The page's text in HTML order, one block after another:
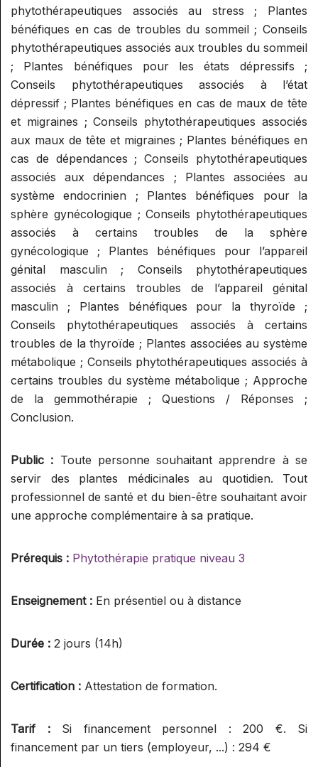
SPÉCIALISATION : RÉFLEXOLOGIE
ET ONCOLOGIE
SPÉCIALISATION : RÉFLEXOLOGIE
PÉDIATRIQUE
RELATION
SUPERVISION AROMA
SUPERVISION RÉFLEXOLOGIE
GESTION ET COMMUNICATION
AIDE À L'INSTALLATION ET
GESTION
COMMUNICATION ET
PROMOTION D'UNE ACTIVITÉ
ELIXIRS
ELIXIRS FLORAUX NIVEAU 1
PHYTOTHÉRAPIE PRATIQUE
PHYTOTHÉRAPIE PRATIQUE
MICRONUTRITION
MICRONUTRITION PRATIQUE
EXAMENS
AROMATOLOGUE MYRTÉA
(RECONNU PAR LE SPN)
CONSEILLER EN
HYDROLATHÉRAPIE GLOBALE
CONSEILLER EN
AROMATHÉRAPIE SUBTILE
RÉFLEXOGUE (RECONNU PAR LE
SPN)
MINI MODULES BIEN-ÊTRE DE
L'HABITAT
INITIATION AU FENG SHUI
INITIATION À LA GÉOBIOLOGIE
STAGES CONVIVIAUX
STAGES PRATIQUE ALTHEA
PROVENCE / MYRTÉA
FORMATIONS
phytothérapeutiques associés au stress ; Plantes
bénéfiques en cas de troubles du sommeil ; Conseils
phytothérapeutiques associés aux troubles du sommeil
; Plantes bénéfiques pour les états dépressifs ;
Conseils phytothérapeutiques associés à l’état
dépressif ; Plantes bénéfiques en cas de maux de tête
et migraines ; Conseils phytothérapeutiques associés
aux maux de tête et migraines ; Plantes bénéfiques en
cas de dépendances ; Conseils phytothérapeutiques
associés aux dépendances ; Plantes associées au
système endocrinien ; Plantes bénéfiques pour la
sphère gynécologique ; Conseils phytothérapeutiques
associés à certains troubles de la sphère
gynécologique ; Plantes bénéfiques pour l’appareil
génital masculin ; Conseils phytothérapeutiques
associés à certains troubles de l’appareil génital
masculin ; Plantes bénéfiques pour la thyroïde ;
Conseils phytothérapeutiques associés à certains
troubles de la thyroïde ; Plantes associées au système
métabolique ; Conseils phytothérapeutiques associés à
certains troubles du système métabolique ; Approche
de la gemmothérapie ; Questions / Réponses ;
Conclusion.
Public : Toute personne souhaitant apprendre à se
servir des plantes médicinales au quotidien. Tout
professionnel de santé et du bien-être souhaitant avoir
une approche complémentaire à sa pratique.
Prérequis : Phytothérapie pratique niveau 3
Enseignement : En présentiel ou à distance
Durée : 2 jours (14h)
Certification : Attestation de formation.
Tarif : Si financement personnel : 200 €. Si
financement par un tiers (employeur, ...) : 294 €